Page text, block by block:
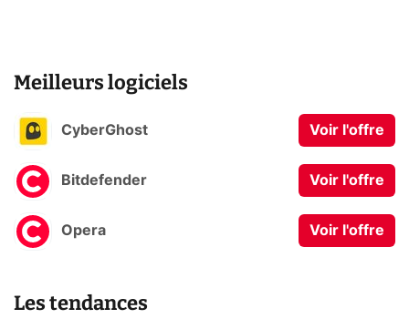
Meilleurs logiciels
CyberGhost Voir l'offre
Bitdefender Voir l'offre
Opera Voir l'offre
Les tendances